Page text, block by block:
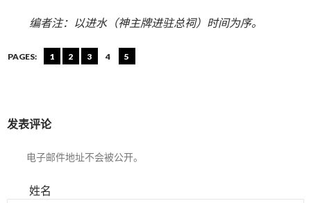
编者注：以进水（神主牌进驻总祠）时间为序。
PAGES: 1 2 3 4 5
发表评论
电子邮件地址不会被公开。
姓名